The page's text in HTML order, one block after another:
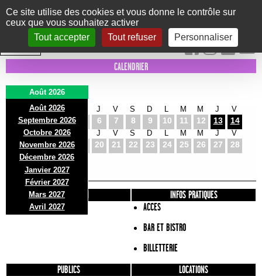
Panneau de gestion des cookies
Ce site utilise des cookies et vous donne le contrôle sur
ceux que vous souhaitez activer
Tout accepter
Tout refuser Personnaliser
Le Marni
CONCERTS DANSE/CIRQUE THÉÂTRE KIDS EXPOS EVENTS
INTRA MUROS
CALENDRIER
Août 2026
Août 2026
Septembre 2026
Octobre 2026
Novembre 2026
Décembre 2026
Janvier 2027
Février 2027
Mars 2027
Avril 2027
D
2
L
3
M
4
J
6
V
7
S
8
D
9 10
M
11
M
12
J
13
V
14
D
16
L
17
M
18
J
20
V
21
S
22
D
23 24
M
25
M
26
J
27
V
28
D
30
L
31
PRÉSENTATION
INFOS PRATIQUES
ACCES
BAR ET BISTRO
BILLETTERIE
PUBLICS
LOCATIONS